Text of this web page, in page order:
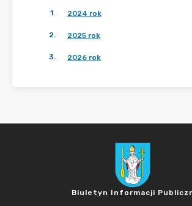
1. 2024 rok
2. 2025 rok
3. 2026 rok
Biuletyn Informacji